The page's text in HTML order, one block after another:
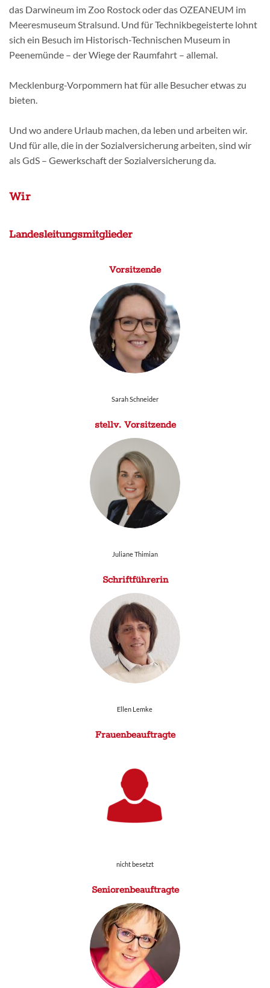
das Darwineum im Zoo Rostock oder das OZEANEUM im
Meeresmuseum Stralsund. Und für Technikbegeisterte lohnt
sich ein Besuch im Historisch-Technischen Museum in
Peenemünde – der Wiege der Raumfahrt – allemal.
Mecklenburg-Vorpommern hat für alle Besucher etwas zu
bieten.
Und wo andere Urlaub machen, da leben und arbeiten wir.
Und für alle, die in der Sozialversicherung arbeiten, sind wir
als GdS – Gewerkschaft der Sozialversicherung da.
Wir
Landesleitungsmitglieder
Vorsitzende
Sarah Schneider
stellv. Vorsitzende
Juliane Thimian
Schriftführerin
Ellen Lemke
Frauenbeauftragte
nicht besetzt
Seniorenbeauftragte